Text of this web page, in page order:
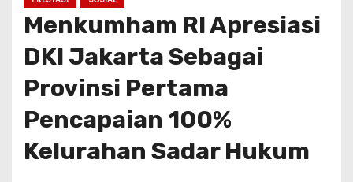
Menkumham RI Apresiasi
DKI Jakarta Sebagai
Provinsi Pertama
Pencapaian 100%
Kelurahan Sadar Hukum